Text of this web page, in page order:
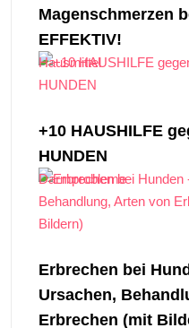
Magenschmerzen
EFFEKTIV!
Hausmittel
+10 HAUSHILFE
HUNDEN
Darmprobleme
Erbrechen bei
Ursachen,
Erbrechen (mit